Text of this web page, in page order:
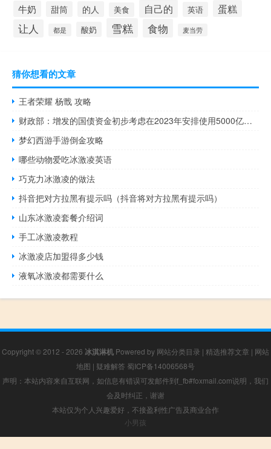
牛奶 甜筒 的人 美食 自己的 英语 蛋糕
让人 都是 酸奶 雪糕 食物 麦当劳
猜你想看的文章
王者荣耀 杨戬 攻略
财政部：增发的国债资金初步考虑在2023年安排使用5000亿元结转2024年使用5000亿元
梦幻西游手游倒金攻略
哪些动物爱吃冰激凌英语
巧克力冰激凌的做法
抖音把对方拉黑有提示吗（抖音将对方拉黑有提示吗）
山东冰激凌套餐介绍词
手工冰激凌教程
冰激凌店加盟得多少钱
液氧冰激凌都需要什么
Copyright © 2012 - 2026 冰淇淋机 Powered by 网站分类目录 | 精选推荐文章 | 网站
地图 | 疑难解答 蜀ICP备14006568号
声明：本站内容来自互联网，如信息有错误可发邮件到f_fb#foxmail.com说明，我们
会及时纠正，谢谢
本站仅为个人兴趣爱好，不接盈利性广告及商业合作
小男孩